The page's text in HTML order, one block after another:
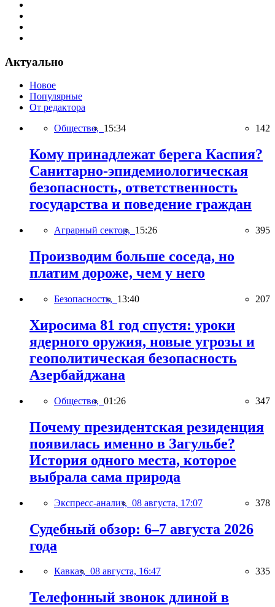
Актуально
Новое
Популярные
От редактора
Общество, 15:34 142
Кому принадлежат берега Каспия?
Санитарно-эпидемиологическая
безопасность, ответственность
государства и поведение граждан
Аграрный сектор, 15:26 395
Производим больше соседа, но
платим дороже, чем у него
Безопасность, 13:40 207
Хиросима 81 год спустя: уроки
ядерного оружия, новые угрозы и
геополитическая безопасность
Азербайджана
Общество, 01:26 347
Почему президентская резиденция
появилась именно в Загульбе?
История одного места, которое
выбрала сама природа
Экспресс-анализ, 08 августа, 17:07 378
Судебный обзор: 6–7 августа 2026
года
Кавказ, 08 августа, 16:47 335
Телефонный звонок длиной в